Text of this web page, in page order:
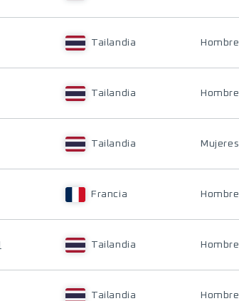
Tailandia Hombre
Tailandia Hombre
Tailandia Mujeres
Francia Hombre
Tailandia Hombre
Tailandia Hombre